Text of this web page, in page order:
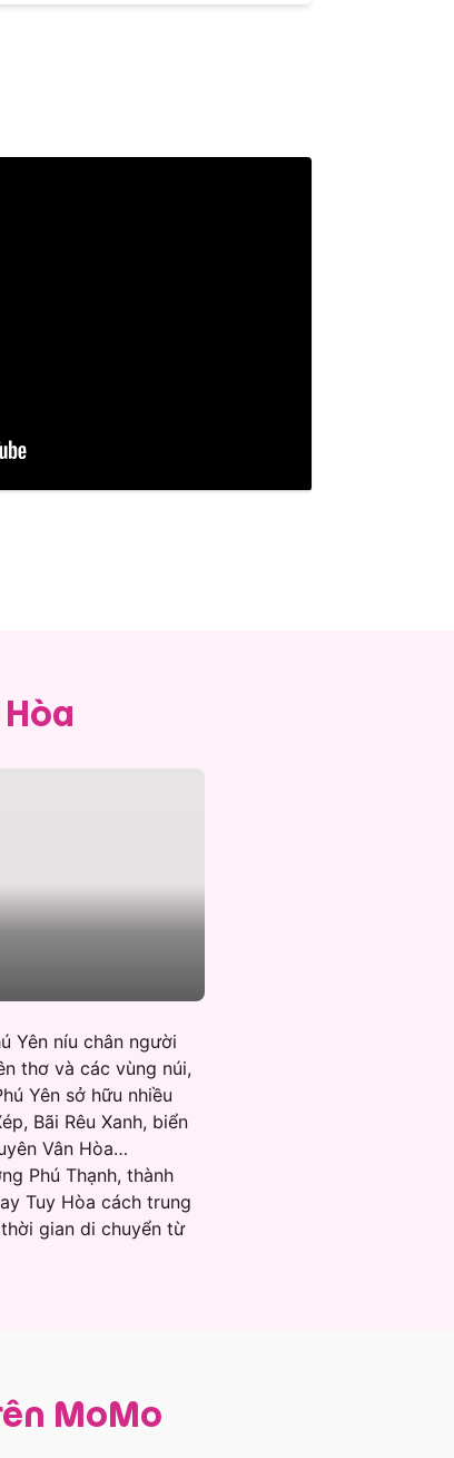
Yên níu chân người
thơ và các vùng núi,
Yên sở hữu nhiều
Bãi Rêu Xanh, biển
Vân Hòa…
Phú Thạnh, thành
Tuy Hòa cách trung
gian di chuyển từ
MoMo